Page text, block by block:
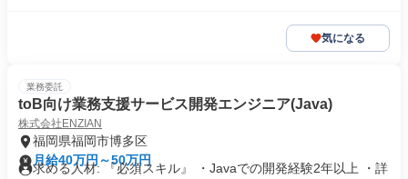
気になる
業務委託
toB向け業務支援サービス開発エンジニア(Java)
株式会社ENZIAN
福岡県福岡市博多区
月給40万円～50万円
求める人材: 『必須スキル』 ・Javaでの開発経験2年以上 ・詳